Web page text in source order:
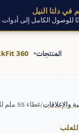
المنتجات▾
360
والإغلاقات/غطاء 55 ملم للعلب
في دلتا النيل
الكامل إلى أدوات